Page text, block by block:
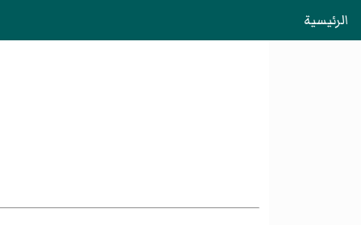
الرئيسية